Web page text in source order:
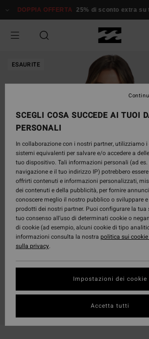
alle
prodotto
DOPPIA OFFERTA 25% di sconto extra su
ESAURITE
SCEGLI COSA SUCCEDE AI TUOI
PERSONALI
In collaborazione con i nostri partner, utilizziamo i
sistemi equivalenti per salvare e/o accedere a
tuo dispositivo. Tali informazioni personali (ad
navigazione e il tuo indirizzo IP) potrebbero
offrirti contenuti e informazioni personalizzati,
dei contenuti e della pubblicità, per fornire
conoscere meglio il nostro pubblico o sviluppare
prodotti dei nostri partner. Puoi configurare la tua
tuo consenso all’uso di determinati cookie o
di cookie (ad esempio, alcuni cookie di tipo
informazioni consulta la nostra politica sui cookie
sulla privacy.
Impostazioni dei cookie
Accetta tutti